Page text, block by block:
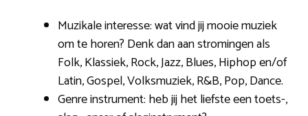
Muzikale interesse: wat vind jij mooie muziek
om te horen? Denk dan aan stromingen als
Folk, Klassiek, Rock, Jazz, Blues, Hiphop en/of
Latin, Gospel, Volksmuziek, R&B, Pop, Dance.
Genre instrument: heb jij het liefste een toets-,